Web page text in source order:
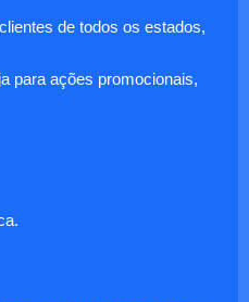
de todos os estados,
para ações promocionais,